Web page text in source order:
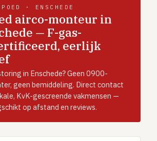
· ENSCHEDE
airco-monteur in
— F-gas-
eerlijk
in Enschede? Geen 0900-
geen bemiddeling. Direct contact
KvK-gescreende vakmensen —
op afstand en reviews.